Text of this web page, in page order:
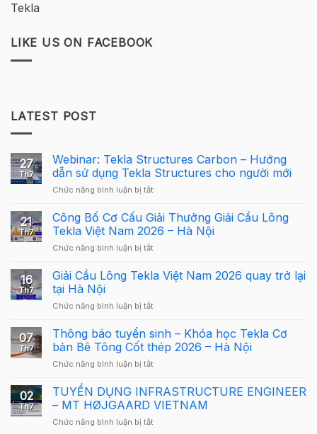
Tekla
LIKE US ON FACEBOOK
LATEST POST
27
Th7
Webinar: Tekla Structures Carbon – Hướng
dẫn sử dụng Tekla Structures cho người mới
Chức năng bình luận bị tắtở
Tekla
Structures
Carbon
–
dẫn
Tekla
cho
người
21
Th7
Công Bố Cơ Cấu Giải Thưởng Giải Cầu Lông
Tekla Việt Nam 2026 – Hà Nội
Chức năng bình luận bị tắtở
Bố
Giải
Giải
Cầu
Lông
Tekla
Nam
2026
Hà
16
Th7
Giải Cầu Lông Tekla Việt Nam 2026 quay trở lại
tại Hà Nội
Chức năng bình luận bị tắtở
Cầu
Lông
Tekla
Việt
2026
quay
lại
07
Th7
Thông báo tuyển sinh – Khóa học Tekla Cơ
bản Bê Tông Cốt thép 2026 – Hà Nội
Chức năng bình luận bị tắtở
báo
tuyển
sinh
–
02
Th7
TUYỂN DỤNG INFRASTRUCTURE ENGINEER
– MT HØJGAARD VIETNAM
Chức năng bình luận bị tắtở